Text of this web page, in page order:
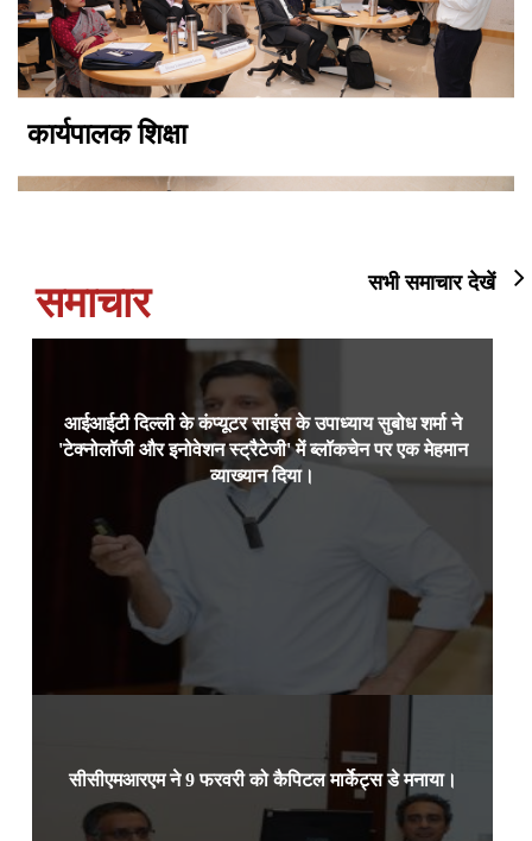
कार्यपालक शिक्षा
समाचार सभी समाचार देखें
आईआईटी दिल्ली के कंप्यूटर साइंस के उपाध्याय सुबोध शर्मा ने
'टेक्नोलॉजी और इनोवेशन स्ट्रैटेजी' में ब्लॉकचेन पर एक मेहमान
व्याख्यान दिया।
1 फरवरी, 2024, बेंगलुरु:
आईआईटी दिल्ली के कंप्यूटर साइंस के
उपाध्याय प्रोफेसर सुबोध शर्मा ने आईआईएमबी में प्रोफेसर नीलम
कौशि
Read more
सीसीएमआरएम ने 9 फरवरी को कैपिटल मार्केट्स डे मनाया।
9 फरवरी 2024, बेंगलुरु:
आईआईएम बैंगलोर के कैपिटल मार्केट्स
एंड रिस्क मैनेजमेंट सेंटर और नेटवर्थ, छात्र-संचालित फाइनेंस
क्लब,